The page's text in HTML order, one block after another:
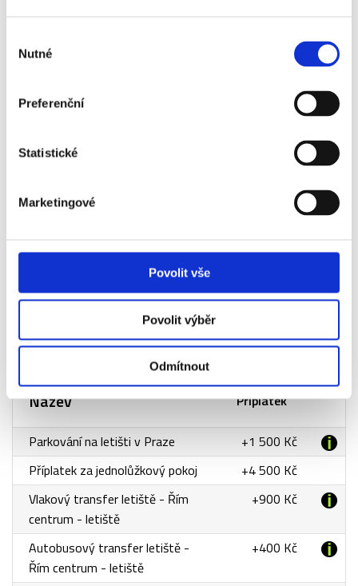
souhlasu
Nutné
Preferenční
Statistické
Marketingové
Povolit vše
Povolit výběr
Odmítnout
S.S. Lazio
- 1.
+560 Kč
S.S. Lazio
Frosinone
- sektor
+1 100 Kč
Příplatky za doplňkové služby
Název Příplatek
Parkování na letišti v Praze
+1 500 Kč
Příplatek za jednolůžkový pokoj
+4 500 Kč
Vlakový transfer letiště - Řím
centrum - letiště
+900 Kč
Autobusový transfer letiště -
Řím centrum - letiště
+400 Kč